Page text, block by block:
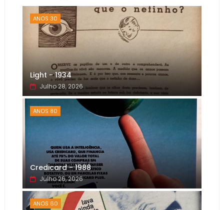
ANOS 30
Light - 1934
Julho 28, 2026
ANOS 80
Credicard - 1988
Julho 26, 2026
ANOS 60